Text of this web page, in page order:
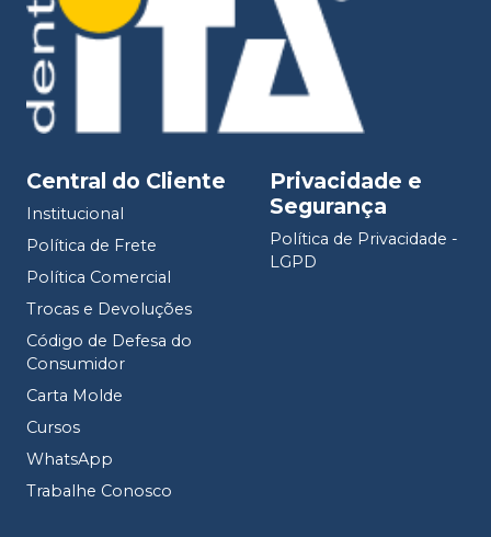
Central do Cliente
Institucional
Política de Frete
Política Comercial
Trocas e Devoluções
Código de Defesa do
Consumidor
Carta Molde
Cursos
WhatsApp
Trabalhe Conosco
Privacidade e
Segurança
Política de Privacidade -
LGPD